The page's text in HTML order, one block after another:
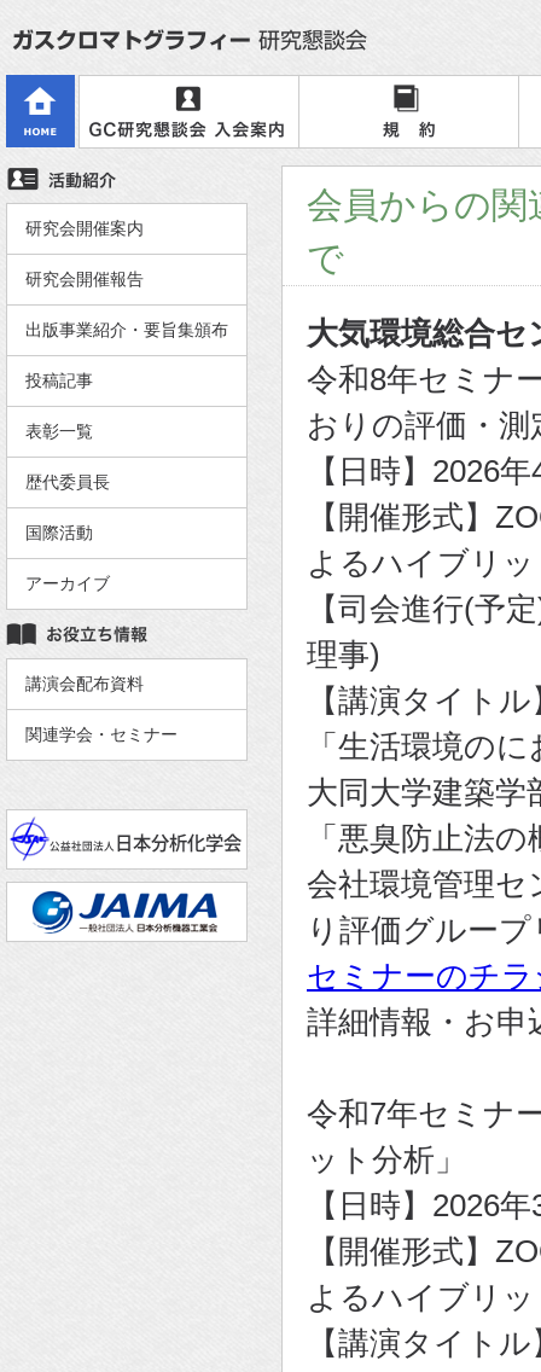
研究会開催案内
研究会開催報告
出版事業紹介・要旨集頒布
投稿記事
表彰一覧
歴代委員長
国際活動
アーカイブ
講演会配布資料
関連学会・セミナー
会員からの関
で
大気環境総合
令和8年セミナ
おりの評価・測
【日時】2026
【開催形式】
よるハイブリ
【司会進行(予
理事)
【講演タイトル
「生活環境の
大同大学建築
「悪臭防止法
会社環境管理
り評価グルー
セミナーのチラ
詳細情報・お申
令和7年セミナ
ット分析」
【日時】2026
【開催形式】
よるハイブリ
【講演タイト